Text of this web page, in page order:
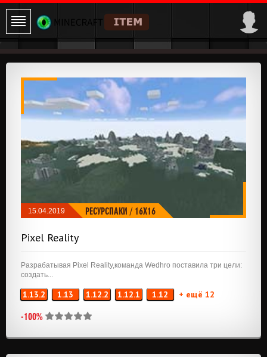
15.04.2019 РЕСУРСПАКИ / 16X16
Pixel Reality
Разрабатывая Pixel Reality,команда Wedhro поставила три цели:
создать...
1.13.2 1.13 1.12.2 1.12.1 1.12 + ещё 12
-100%